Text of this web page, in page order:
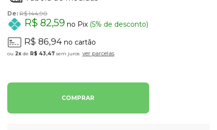
De: R$ 144,90
R$ 82,59 no Pix (5% de desconto)
R$ 86,94 no cartão
2x de R$ 43,47 sem juros ver parcelas
COMPRAR